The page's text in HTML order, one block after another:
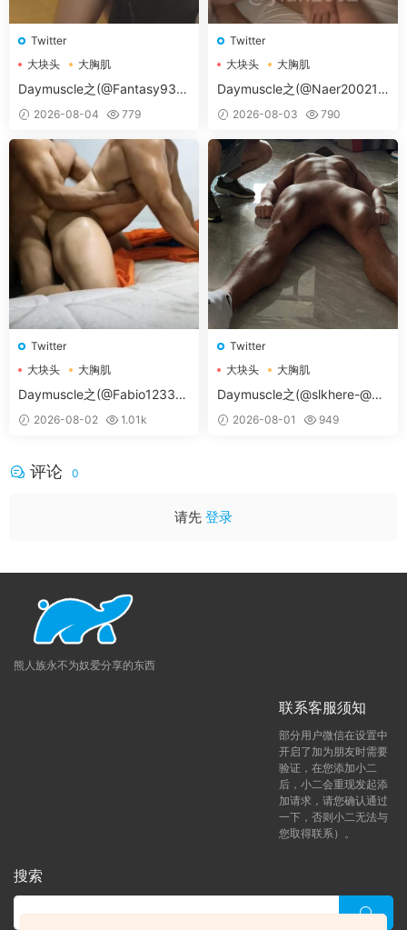
Twitter
大块头
大胸肌
大胸肌肉男
Daymuscle之(@Fantasy938
15579-@孔控Kong）
2026-08-04 779
Twitter
大块头
大胸肌
大胸肌肉男
Daymuscle之(@Naer20021-
@纳尔）
2026-08-03 790
Twitter
大块头
大胸肌
大胸肌肉男
Daymuscle之(@Fabio12333-
@辛叔是个G）
2026-08-02 1.01k
Twitter
大块头
大胸肌
大胸肌肉男
Daymuscle之(@slkhere-@元
气精牛）
2026-08-01 949
评论 0
请先 登录
熊人族永不为奴爱分享的东西
联系客服须知
部分用户微信在设置中
开启了加为朋友时需要
验证，在您添加小二
后，小二会重现发起添
加请求，请您确认通过
一下，否则小二无法与
您取得联系）。
搜索